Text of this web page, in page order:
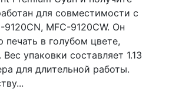
для совместимости с
MFC-9120CW. Он
в голубом цвете,
упаковки составляет 1.13
для длительной работы.